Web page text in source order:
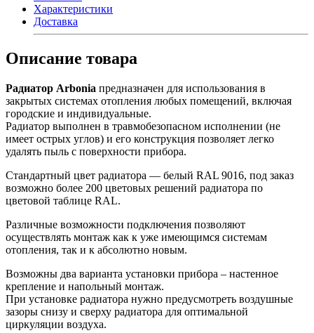
Характеристики
Доставка
Описание товара
Радиатор Arbonia предназначен для использования в
закрытых системах отопления любых помещений, включая
городские и индивидуальные.
Радиатор выполнен в травмобезопасном исполнении (не
имеет острых углов) и его конструкция позволяет легко
удалять пыль с поверхности прибора.
Стандартный цвет радиатора — белый RAL 9016, под заказ
возможно более 200 цветовых решений радиатора по
цветовой таблице RAL.
Различные возможности подключения позволяют
осуществлять монтаж как к уже имеющимся системам
отопления, так и к абсолютно новым.
Возможны два варианта установки прибора – настенное
крепление и напольный монтаж.
При установке радиатора нужно предусмотреть воздушные
зазоры снизу и сверху радиатора для оптимальной
циркуляции воздуха.